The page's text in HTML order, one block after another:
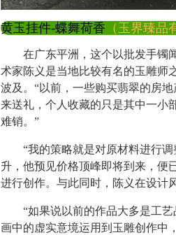
黄玉挂件-蝶舞荷香 （玉界臻品
在广东平洲，这个以批发手镯闻
术家陈义是当地比较有名的玉雕师
波及。“以前，一些购买翡翠的房
来送礼，个人收藏的只是其中一小
难销。”
“我的策略就是对原材料进行调
升，他预见价格顶峰即将到来，便
进行创作。与此同时，陈义在设计
“如果说以前的作品大多是工艺
画中的虚实意境运用到玉雕创作中